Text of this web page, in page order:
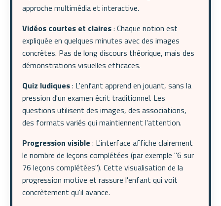
approche multimédia et interactive.
Vidéos courtes et claires: Chaque notion est
expliquée en quelques minutes avec des images
concrètes. Pas de long discours théorique, mais des
démonstrations visuelles efficaces.
Quiz ludiques: L'enfant apprend en jouant, sans la
pression d'un examen écrit traditionnel. Les
questions utilisent des images, des associations,
des formats variés qui maintiennent l'attention.
Progression visible : L'interface affiche clairement
le nombre de leçons complétées (par exemple "6 sur
76 leçons complétées"). Cette visualisation de la
progression motive et rassure l'enfant qui voit
concrètement qu'il avance.